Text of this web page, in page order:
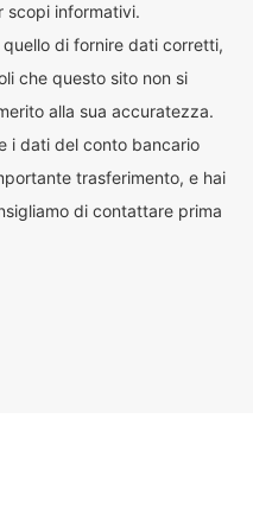
scopi informativi.
di fornire dati corretti,
che questo sito non si
alla sua accuratezza.
i dati del conto bancario
trasferimento, e hai
di contattare prima